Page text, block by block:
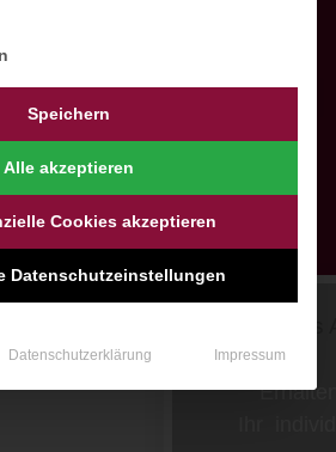
Made in handcraft by Webprojekt Chemnitz
Speichern
Alle akzeptieren
Cookies akzeptieren
Datenschutzeinstellungen
Datenschutzerklärung Impressum
Kostenfreies
Ihr individuelles